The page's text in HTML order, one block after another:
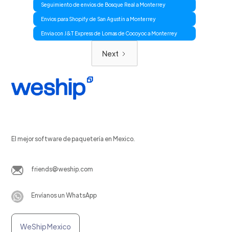
Seguimiento de envíos de Bosque Real a Monterrey
Envios para Shopify de San Agustín a Monterrey
Envia con J&T Express de Lomas de Cocoyoc a Monterrey
Next
El mejor software de paquetería en Mexico.
friends@weship.com
Envíanos un WhatsApp
WeShip Mexico